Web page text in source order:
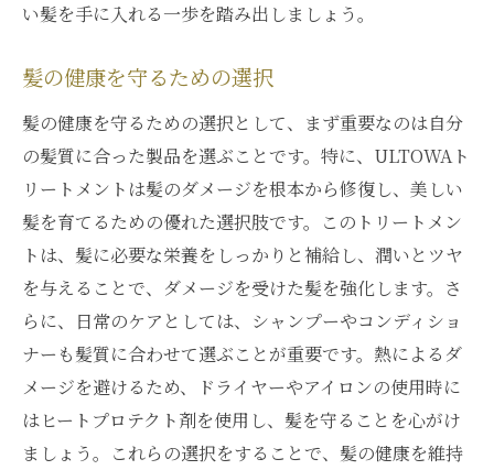
い髪を手に入れる一歩を踏み出しましょう。
髪の健康を守るための選択
髪の健康を守るための選択として、まず重要なのは自分
の髪質に合った製品を選ぶことです。特に、ULTOWAト
リートメントは髪のダメージを根本から修復し、美しい
髪を育てるための優れた選択肢です。このトリートメン
トは、髪に必要な栄養をしっかりと補給し、潤いとツヤ
を与えることで、ダメージを受けた髪を強化します。さ
らに、日常のケアとしては、シャンプーやコンディショ
ナーも髪質に合わせて選ぶことが重要です。熱によるダ
メージを避けるため、ドライヤーやアイロンの使用時に
はヒートプロテクト剤を使用し、髪を守ることを心がけ
ましょう。これらの選択をすることで、髪の健康を維持